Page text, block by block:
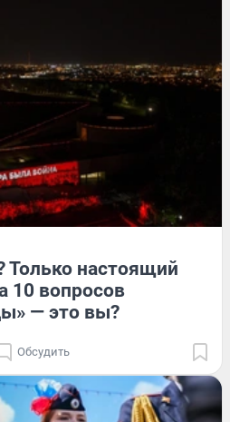
Только настоящий
10 вопросов
— это вы?
Обсудить